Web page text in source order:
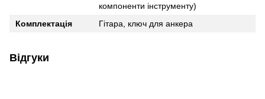
компоненти інструменту)
Комплектація
Гітара, ключ для анкера
Відгуки